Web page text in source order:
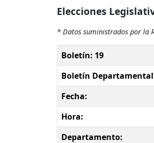
Elecciones
* Datos suministrados por la
Boletín: 19
Boletín
Fecha:
Hora:
Departamento: